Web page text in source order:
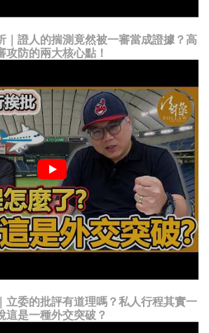
｜證人的揣測竟然被一審當成證據？高
攻防的兩大核心點！
立委的批評有道理嗎？私人行程其實一
這是一種外交突破？